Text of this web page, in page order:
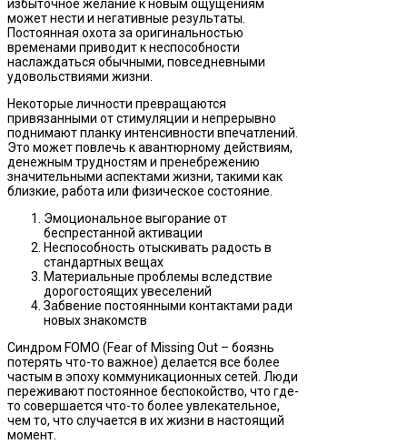
избыточное желание к новым ощущениям
может нести и негативные результаты.
Постоянная охота за оригинальностью
временами приводит к неспособности
наслаждаться обычными, повседневными
удовольствиями жизни.
Некоторые личности превращаются
привязанными от стимуляции и непрерывно
поднимают планку интенсивности впечатлений.
Это может повлечь к авантюрному действиям,
денежным трудностям и пренебрежению
значительными аспектами жизни, такими как
близкие, работа или физическое состояние.
Эмоциональное выгорание от
беспрестанной активации
Неспособность отыскивать радость в
стандартных вещах
Материальные проблемы вследствие
дорогостоящих увеселений
Забвение постоянными контактами ради
новых знакомств
Синдром FOMO (Fear of Missing Out – боязнь
потерять что-то важное) делается все более
частым в эпоху коммуникационных сетей. Люди
переживают постоянное беспокойство, что где-
то совершается что-то более увлекательное,
чем то, что случается в их жизни в настоящий
момент.